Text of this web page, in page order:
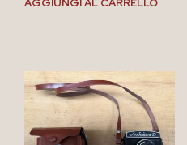
AGGIUNGI AL CARRELLO